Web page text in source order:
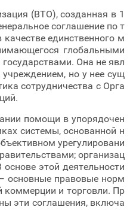
(ВТО), созданная в 1
соглашение по т
единственного м
глобальными
Она не явл
но у нее сущ
сотрудничества с Орга
помощи в упорядочен
системы, основанной н
урегулировани
организац
этой деятельности
основные правовые норм
и торговли. Пр
эти соглашения, включа